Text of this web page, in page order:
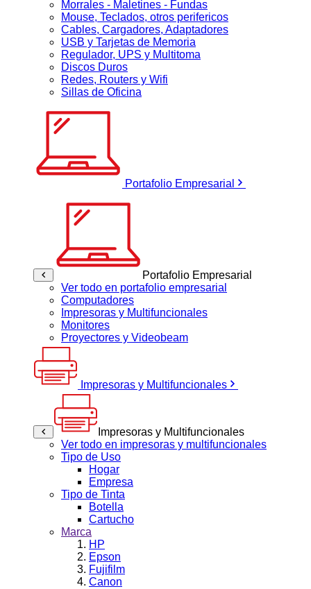
Morrales - Maletines - Fundas
Mouse, Teclados, otros perifericos
Cables, Cargadores, Adaptadores
USB y Tarjetas de Memoria
Regulador, UPS y Multitoma
Discos Duros
Redes, Routers y Wifi
Sillas de Oficina
Portafolio Empresarial
Portafolio Empresarial
Ver todo en portafolio empresarial
Computadores
Impresoras y Multifuncionales
Monitores
Proyectores y Videobeam
Impresoras y Multifuncionales
Impresoras y Multifuncionales
Ver todo en impresoras y multifuncionales
Tipo de Uso
Hogar
Empresa
Tipo de Tinta
Botella
Cartucho
Marca
HP
Epson
Fujifilm
Canon